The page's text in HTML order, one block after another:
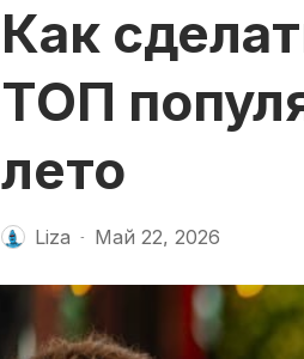
Как
ТОП
лето
Liza - Май 22, 2026